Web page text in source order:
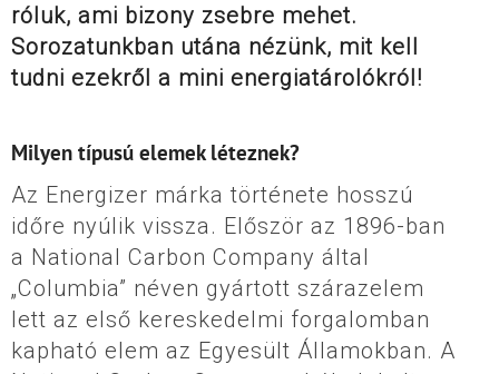
róluk, ami bizony zsebre mehet.
Sorozatunkban utána nézünk, mit kell
tudni ezekről a mini energiatárolókról!
Milyen típusú elemek léteznek?
Az Energizer márka története hosszú
időre nyúlik vissza. Először az 1896-ban
a National Carbon Company által
„Columbia” néven gyártott szárazelem
lett az első kereskedelmi forgalomban
kapható elem az Egyesült Államokban. A